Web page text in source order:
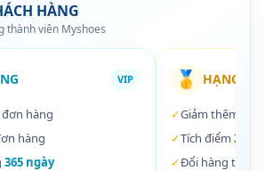
HÀNG
thành viên Myshoes
VIP
đơn hàng
hàng
365 ngày
🥇 HẠNG
✓Giảm thêm
✓Tích điểm 3%
✓Đổi hàng trong